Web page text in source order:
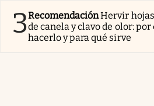
3RecomendaciónHervir
de canela y clavo de olor:
hacerlo y para qué sirve